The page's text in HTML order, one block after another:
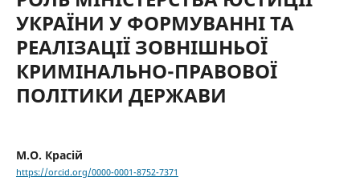
УКРАЇНИ У ФОРМУВАННІ ТА
РЕАЛІЗАЦІЇ ЗОВНІШНЬОЇ
КРИМІНАЛЬНО-ПРАВОВОЇ
ПОЛІТИКИ ДЕРЖАВИ
М.О. Красій
https://orcid.org/0000-0001-8752-7371